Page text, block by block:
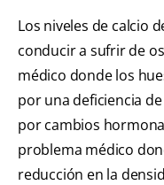
Los niveles de calcio
conducir a sufrir de
médico donde los
por una deficiencia
por cambios
problema médico
reducción en la